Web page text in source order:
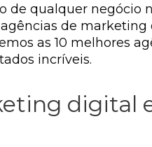
qualquer negócio
de
as 10 melhores
incríveis.
digital